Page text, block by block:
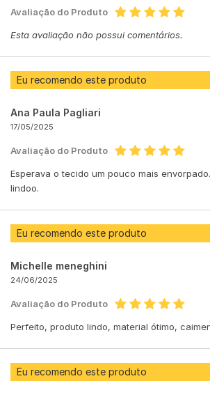
Avaliação do Produto
Esta avaliação não possui comentários.
Eu recomendo este produto
Ana Paula Pagliari
17/05/2025
Avaliação do Produto
Esperava o tecido um pouco mais
lindoo.
Eu recomendo este produto
Michelle meneghini
24/06/2025
Avaliação do Produto
Perfeito, produto lindo, material ótimo,
Eu recomendo este produto